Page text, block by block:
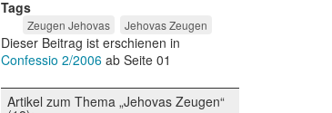
Tags
Zeugen Jehovas Jehovas Zeugen
Dieser Beitrag ist erschienen in
Confessio 2/2006 ab Seite 01
Artikel zum Thema „Jehovas Zeugen“